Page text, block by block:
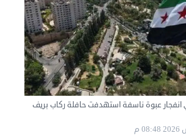
عبوة ناسفة استهدفت حافلة ركاب بريف